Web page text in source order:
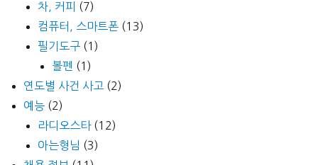
차, 커피 (7)
컴퓨터, 스마트폰 (13)
필기도구 (1)
볼펜 (1)
연도별 사건 사고 (2)
예능 (2)
라디오스타(12)
아는형님 (3)